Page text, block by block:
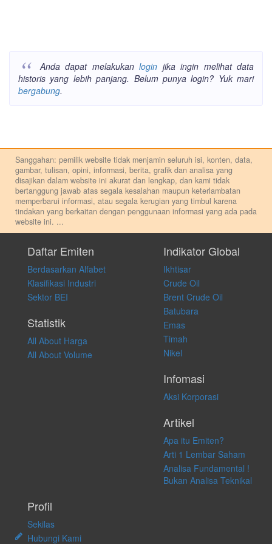
Anda dapat melakukanlogin jika ingin melihat data
historis yang lebih panjang. Belum punya login? Yuk mari
bergabung.
Sanggahan: pemilik website tidak menjamin seluruh isi, konten, data,
gambar, tulisan, opini, informasi, berita, grafik dan analisa yang
disajikan dalam website ini akurat dan lengkap, dan kami tidak
bertanggung jawab atas segala kesalahan maupun keterlambatan
memperbarui informasi, atau segala kerugian yang timbul karena
tindakan yang berkaitan dengan penggunaan informasi yang ada pada
website ini. ...
pribadi. Kami tidak memberi anjuran, saran, rekomendasi untuk
membeli, menjual atau melakukan aktivitas lain yang terkait dengan
transaksi perdagangan apapun, dan kami tidak bertanggung jawab
atas keputusan investasi yang dilakukan dalam kondisi dan situasi
apapun juga, yang diakibatkan secara langsung maupun tidak
langsung atas konten pada website ini.
Daftar Emiten
Berdasarkan Alfabet
Klasifikasi Industri
Sektor BEI
Statistik
All About Harga
All About Volume
Indikator Global
Ikhtisar
Crude Oil
Brent Crude Oil
Batubara
Emas
Timah
Nikel
Infomasi
Aksi Korporasi
Artikel
Apa itu Emiten?
Arti 1 Lembar Saham
Analisa Fundamental !
Bukan Analisa Teknikal
Profil
Sekilas
Hubungi Kami